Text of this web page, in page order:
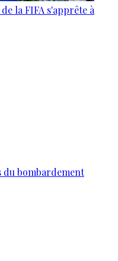
la FIFA s'apprête à
du bombardement